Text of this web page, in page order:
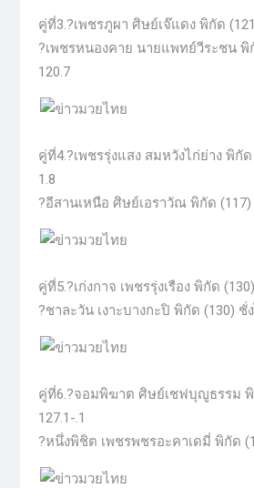
คู่ที่3.?เพชรภูผา ศิษย์เจ๊แดง พิกัด
?เพชรหนองคาย นายแพทย์วีระชน พิ
120.7
คู่ที่4.?เพชรรุ่งแสง สมหวังไก่ย่าง พิกั
1.8
?อีสานเหนือ ศิษย์เอราวัณ พิกัด (117)
คู่ที่5.?เก่งกาจ เพชรรุ่งเรือง พิกัด
?ชาละวัน เงาะบางกะปิ พิกัด (130) ชั่
คู่ที่6.?จอมพิฆาต ศิษย์เชฟบุญูธรรม พิ
127.1-.1
?หนึ่งพิชิต เพชรพชรอะคาเดมี่ พิกัด